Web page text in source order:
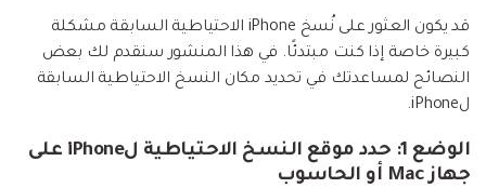
قد يكون العثور على نُسخ iPhone الاحتياطية السابقة مشكلة
كبيرة خاصة إذا كنت مبتدئًا. في هذا المنشور سنقدم لك بعض
النصائح لمساعدتك في تحديد مكان النسخ الاحتياطية السابقة
لiPhone.
الوضع 1: حدد موقع النسخ الاحتياطية لiPhone على
جهاز Mac أو الحاسوب